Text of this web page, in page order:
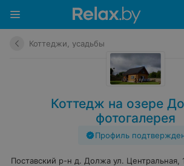
Коттеджи, усадьбы
Коттедж на озере
фотогалерея
Профиль
Поставский р-н д. Должа ул. Центральная,